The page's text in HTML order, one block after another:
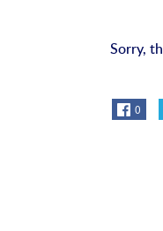
Sorry,
0